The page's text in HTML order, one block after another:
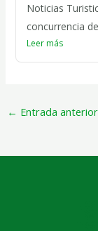
Noticias
concurrencia
Leer más
← Entrada anterior